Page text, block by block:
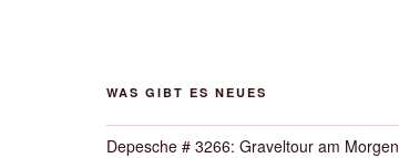
WAS GIBT ES NEUES
Depesche # 3266: Graveltour am Morgen